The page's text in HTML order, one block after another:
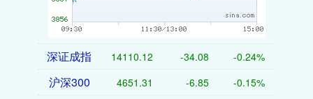
深证成指 14110.12 -34.08 -0.24%
沪深300 4651.31 -6.85 -0.15%